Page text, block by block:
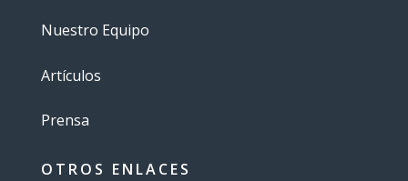
Nuestro Equipo
Artículos
Prensa
OTROS ENLACES